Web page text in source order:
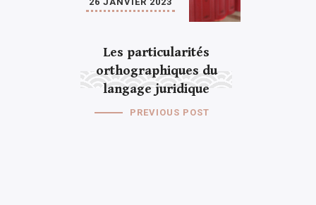
Les particularités
orthographiques du
langage juridique
PREVIOUS POST